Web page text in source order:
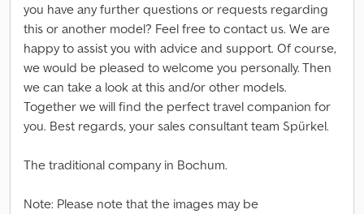
you have any further questions or requests regarding
this or another model? Feel free to contact us. We are
happy to assist you with advice and support. Of course,
we would be pleased to welcome you personally. Then
we can take a look at this and/or other models.
Together we will find the perfect travel companion for
you. Best regards, your sales consultant team Spürkel.
The traditional company in Bochum.
Note: Please note that the images may be